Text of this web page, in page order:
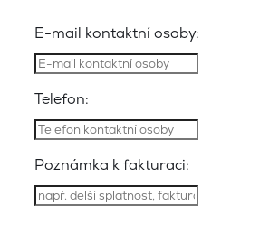
E-mail kontaktní osoby:
Telefon:
Poznámka k fakturaci: